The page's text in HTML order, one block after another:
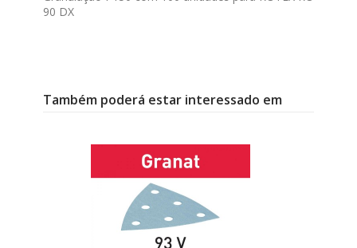
90 DX
Também poderá estar interessado em